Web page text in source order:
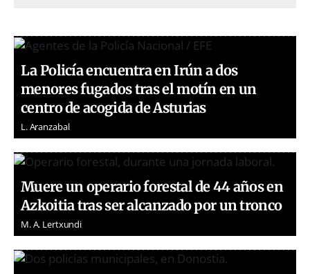
La Policía encuentra en Irún a dos
menores fugados tras el motín en un
centro de acogida de Asturias
L. Aranzabal
Muere un operario forestal de 44 años en
Azkoitia tras ser alcanzado por un tronco
M. A. Lertxundi